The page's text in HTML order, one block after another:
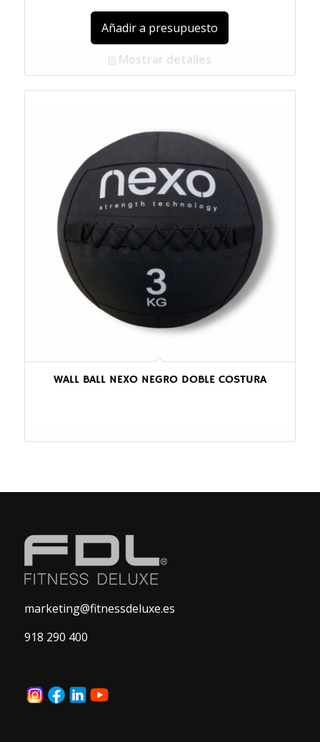
Añadir a presupuesto
Mostrar detalles
WALL BALL NEXO NEGRO DOBLE COSTURA
marketing@fitnessdeluxe.es
918 290 400